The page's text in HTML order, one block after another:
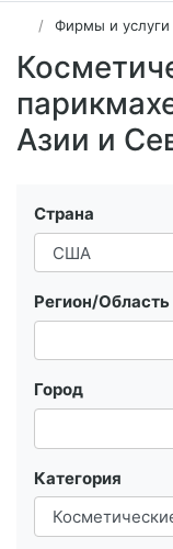
Фирмы и услуги
Азии и
Страна
Регион/Область
Город
Категория